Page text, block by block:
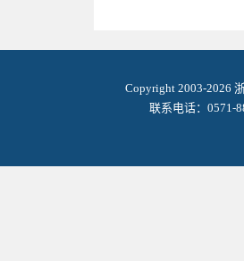
Copyright 2003-2026
联系电话：